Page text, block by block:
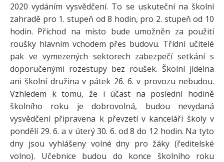
2020 vydáním vysvědčení. To se uskuteční na školní
zahradě pro 1. stupeň od 8 hodin, pro 2. stupeň od 10
hodin. Příchod na místo bude umožněn za použití
roušky hlavním vchodem přes budovu. Třídní učitelé
pak ve vymezených sektorech zabezpečí setkání s
doporučenými rozestupy bez roušek. Školní jídelna
ani školní družina v pátek 26. 6. v provozu nebudou.
Vzhledem k tomu, že i účast na poslední hodině
školního roku je dobrovolná, budou nevydaná
vysvědčení připravena k převzetí v kanceláři školy v
pondělí 29. 6. a v úterý 30. 6. od 8 do 12 hodin. Na tyto
dny jsou vyhlášeny volné dny pro žáky (ředitelské
volno). Učebnice budou do konce školního roku